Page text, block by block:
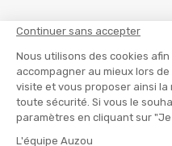
Continuer sans accepter
Nous utilisons des cookies afin
accompagner au mieux lors
visite et vous proposer ainsi
toute sécurité. Si vous le
paramètres en cliquant sur
L'équipe Auzou
Suivre mon colis
Infos consommateur